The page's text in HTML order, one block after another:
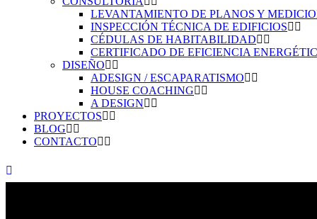
LEVANTAMIENTO DE PLANOS Y
INSPECCIÓN TÉCNICA DE EDIFICIOS
CÉDULAS DE HABITABILIDAD
CERTIFICADO DE EFICIENCIA
DISEÑO
ADESIGN / ESCAPARATISMO
HOUSE COACHING
A DESIGN
PROYECTOS
BLOG
CONTACTO